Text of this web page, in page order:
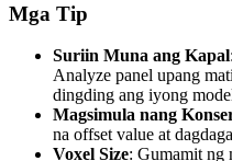
Mga Tip
Suriin Muna ang Kapal
Analyze panel upang
dingding ang iyong
Magsimula nang
na offset value at
Voxel Size: Gumamit ng